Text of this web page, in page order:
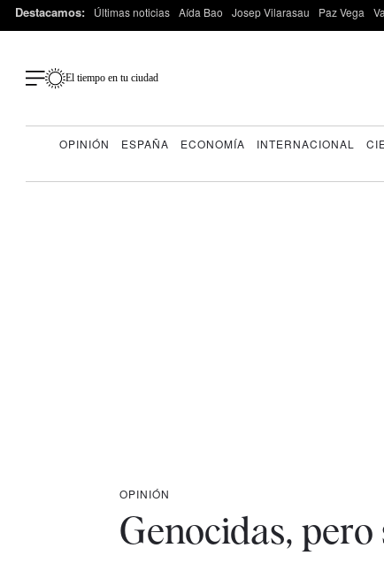
Destacamos: Últimas noticias Aída Bao Josep Vilarasau Paz Vega
El tiempo en tu ciudad
OPINIÓN ESPAÑA ECONOMÍA INTERNACIONAL
OPINIÓN
Genocidas,